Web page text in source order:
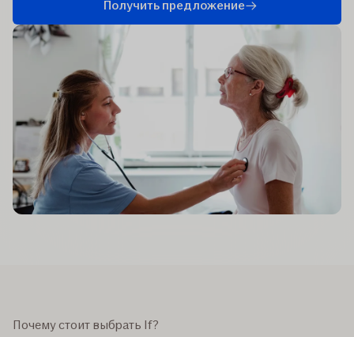
Получить предложение
Почему стоит выбрать If?